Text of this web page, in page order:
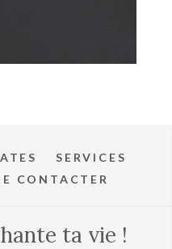
SERVICES
CONTACTER
ta vie !